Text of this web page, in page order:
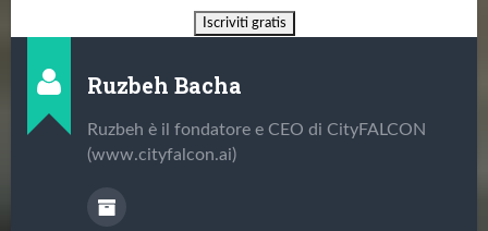
Ruzbeh Bacha
Ruzbeh è il fondatore e CEO di CityFALCON
(www.cityfalcon.ai)